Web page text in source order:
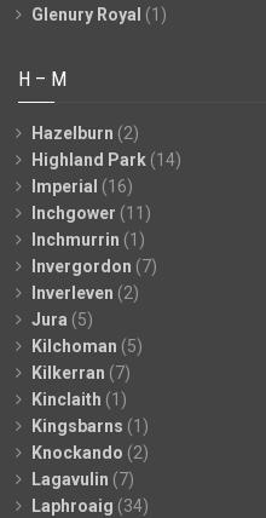
Glenury Royal (1)
H – M
Hazelburn (2)
Highland Park (14)
Imperial (16)
Inchgower (11)
Inchmurrin (1)
Invergordon (7)
Inverleven (2)
Jura (5)
Kilchoman (5)
Kilkerran (7)
Kinclaith (1)
Kingsbarns (1)
Knockando (2)
Lagavulin (7)
Laphroaig (34)